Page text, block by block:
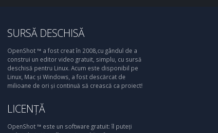
SURSĂ DESCHISĂ
OpenShot ™ a fost creat în 2008,cu gândul de a
construi un editor video gratuit, simplu, cu sursă
deschisă pentru Linux. Acum este disponibil pe
Linux, Mac și Windows, a fost descărcat de
milioane de ori și continuă să crească ca proiect!
LICENȚĂ
OpenShot ™ este un software gratuit: îl puteți